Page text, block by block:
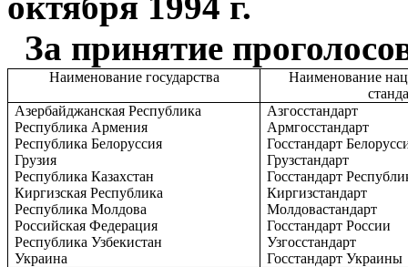
За принятие
Наименование государства
Наименование
Азербайджанская Республика
Азгосстандарт
Республика Армения
Армгосстандарт
Республика Белоруссия
Госстандарт
Грузия
Грузстандарт
Республика Казахстан
Госстандарт
Киргизская Республика
Киргизстандарт
Республика Молдова
Молдовастандарт
Российская Федерация
Госстандарт России
Республика Узбекистан
Узгосстандарт
Украина
Госстандарт Украины